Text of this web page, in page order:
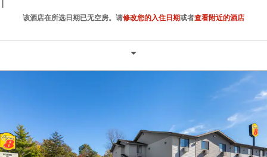
该酒店在所选日期已无空房。请修改您的入住日期或者查看附近的酒店